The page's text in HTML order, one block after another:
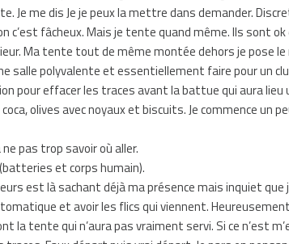
Je me dis Je je peux la mettre dans demander.
c’est fâcheux. Mais je tente quand même. Ils sont
Ma tente tout de même montée dehors je pose
salle polyvalente et essentiellement faire pour un
pour effacer les traces avant la battue qui aura lieu
olives avec noyaux et biscuits. Je commence un
pas trop savoir où aller.
et corps humain).
est là sachant déjà ma présence mais inquiet que
et avoir les flics qui viennent.
la tente qui n’aura pas vraiment servi. Si ce n’est